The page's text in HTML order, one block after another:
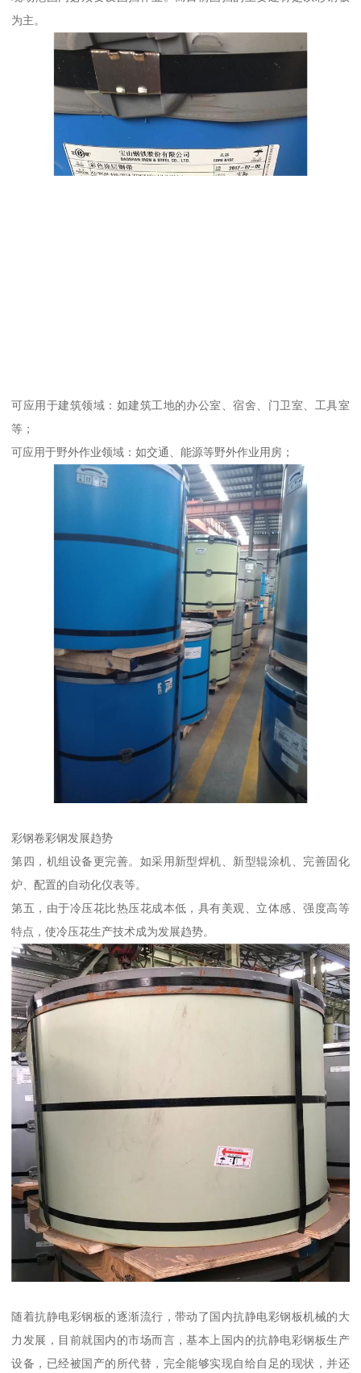
为主。
可应用于建筑领域：如建筑工地的办公室、宿舍、门卫室、工具室
等；
可应用于野外作业领域：如交通、能源等野外作业用房；
彩钢卷彩钢发展趋势
第四，机组设备更完善。如采用新型焊机、新型辊涂机、完善固化
炉、配置的自动化仪表等。
第五，由于冷压花比热压花成本低，具有美观、立体感、强度高等
特点，使冷压花生产技术成为发展趋势。
随着抗静电彩钢板的逐渐流行，带动了国内抗静电彩钢板机械的大
力发展，目前就国内的市场而言，基本上国内的抗静电彩钢板生产
设备，已经被国产的所代替，完全能够实现自给自足的现状，并还